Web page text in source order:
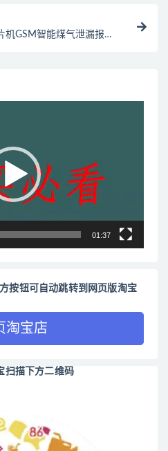
机GSM智能煤气泄漏报警
01:37
按钮可自动跳转到网页版淘宝
淘宝店
扫描下方二维码